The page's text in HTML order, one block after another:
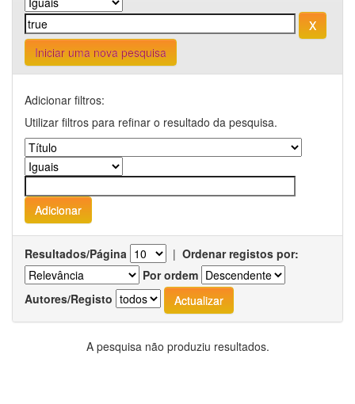
Iniciar uma nova pesquisa
Adicionar filtros:
Utilizar filtros para refinar o resultado da pesquisa.
Resultados/Página | Ordenar registos por:
Por ordem
Autores/Registo
A pesquisa não produziu resultados.